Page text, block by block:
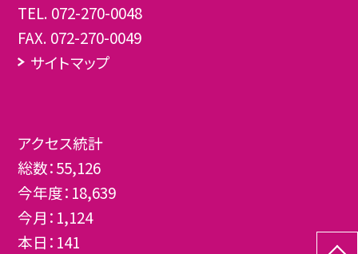
TEL. 072-270-0048
FAX. 072-270-0049
サイトマップ
アクセス統計
総数：55,126
今年度： 18,639
今月： 1,124
本日： 141